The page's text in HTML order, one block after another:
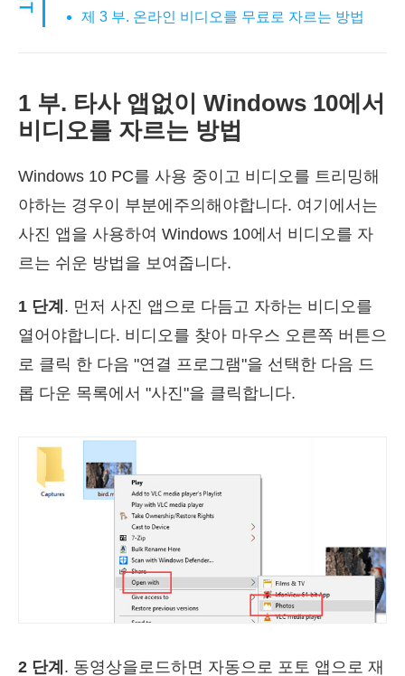
제 3 부. 온라인 비디오를 무료로 자르는 방법
1 부. 타사 앱없이 Windows 10에서
비디오를 자르는 방법
Windows 10 PC를 사용 중이고 비디오를 트리밍해
야하는 경우이 부분에주의해야합니다. 여기에서는
사진 앱을 사용하여 Windows 10에서 비디오를 자
르는 쉬운 방법을 보여줍니다.
1 단계 . 먼저 사진 앱으로 다듬고 자하는 비디오를
열어야합니다. 비디오를 찾아 마우스 오른쪽 버튼으
로 클릭 한 다음 "연결 프로그램"을 선택한 다음 드
롭 다운 목록에서 "사진"을 클릭합니다.
2 단계 . 동영상을로드하면 자동으로 포토 앱으로 재